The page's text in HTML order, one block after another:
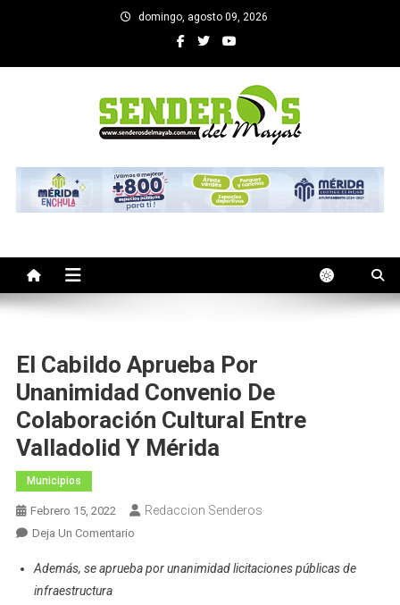
domingo, agosto 09, 2026
SENDEROS DEL MAYAB
El Cabildo Aprueba Por
Unanimidad Convenio De
Colaboración Cultural Entre
Valladolid Y Mérida
Municipios
Febrero 15, 2022 Redaccion Senderos
Deja Un ComentarioEn
Cabildo
Además, se aprueba por unanimidad licitaciones públicas de
infraestructura